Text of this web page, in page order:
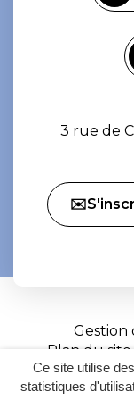
Ce site utilise
statistiques
3 rue de
Gestion
Plan du site